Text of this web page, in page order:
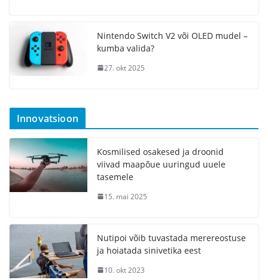
Nintendo Switch V2 või OLED mudel –
kumba valida?
27. okt 2025
Innovatsioon
Kosmilised osakesed ja droonid
viivad maapõue uuringud uuele
tasemele
15. mai 2025
Nutipoi võib tuvastada merereostuse
ja hoiatada sinivetika eest
10. okt 2023